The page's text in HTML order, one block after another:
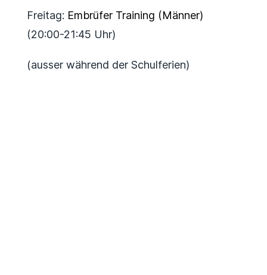
Freitag: Embrüfer Training (Männer)
(20:00-21:45 Uhr)
(ausser während der Schulferien)